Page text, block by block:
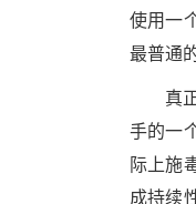
使用一
最普通
真
手的一
际上施
成持续